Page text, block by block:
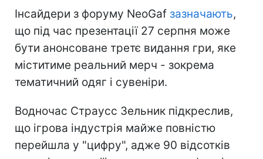
Інсайдери з форуму NeoGaf зазначають,
що під час презентації 27 серпня може
бути анонсоване третє видання гри, яке
міститиме реальний мерч - зокрема
тематичний одяг і сувеніри.
Водночас Страусс Зельник підкреслив,
що ігрова індустрія майже повністю
перейшла у "цифру", адже 90 відсотків